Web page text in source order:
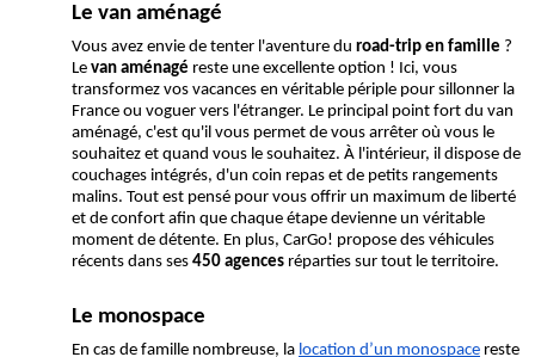
Le van aménagé
Vous avez envie de tenter l'aventure du road-trip en famille ?
Le van aménagé reste une excellente option ! Ici, vous
transformez vos vacances en véritable périple pour sillonner la
France ou voguer vers l'étranger. Le principal point fort du van
aménagé, c'est qu'il vous permet de vous arrêter où vous le
souhaitez et quand vous le souhaitez. À l'intérieur, il dispose de
couchages intégrés, d'un coin repas et de petits rangements
malins. Tout est pensé pour vous offrir un maximum de liberté
et de confort afin que chaque étape devienne un véritable
moment de détente. En plus, CarGo! propose des véhicules
récents dans ses 450 agences réparties sur tout le territoire.
Le monospace
En cas de famille nombreuse, la location d’un monospace reste